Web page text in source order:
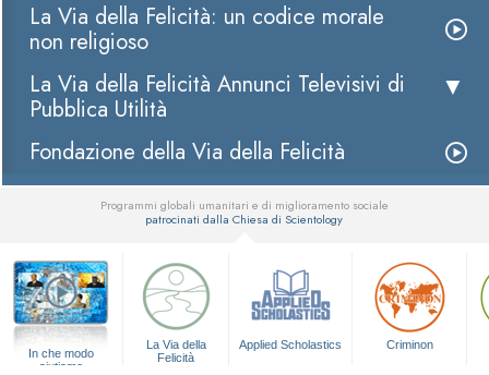
La Via della Felicità: un codice morale
non religioso
La Via della Felicità Annunci Televisivi di
Pubblica Utilità
Fondazione della Via della Felicità
Programmi globali umanitari e di miglioramento sociale
patrocinati dalla Chiesa di Scientology
In che modo
aiutiamo
La Via della
Felicità
Applied Scholastics Criminon